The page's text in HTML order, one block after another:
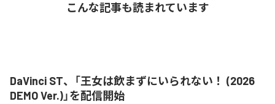
こんな記事も読まれています
DaVinci ST、「王女は飲まずにいられない！ (2026
DEMO Ver.)」を配信開始